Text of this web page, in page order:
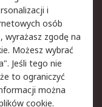
dotycząca
cookie
witryny
Sprzedaży
i
osób
wyrażasz zgodę na
Możesz wybrać
Jeśli tego nie
to ograniczyć
można
cookie.